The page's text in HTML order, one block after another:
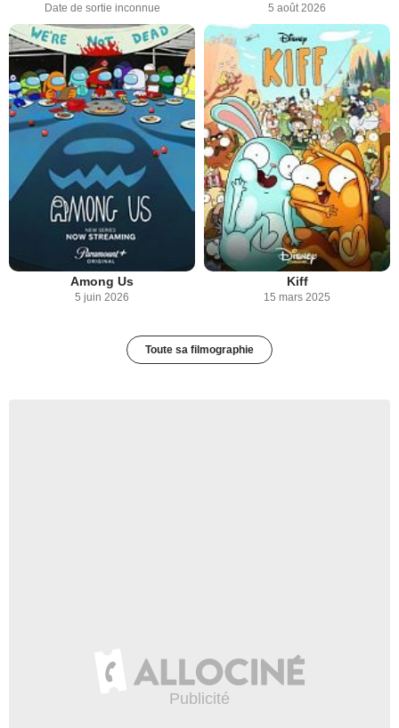
Date de sortie inconnue 5 août 2026
Among Us
5 juin 2026
Kiff
15 mars 2025
Toute sa filmographie